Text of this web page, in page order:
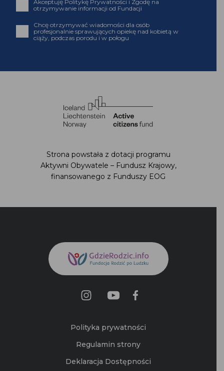
Akceptuję Politykę Prywatności i Zgodę na
otrzymywanie informacji od Fundacji
Chcę otrzymywać wiadomości dla osób
profesjonalnie sprawujących opiekę nad kobietą w
ciąży, podczas porodu i w połogu
Strona powstała z dotacji programu
Aktywni Obywatele – Fundusz Krajowy,
finansowanego z Funduszy EOG
Polityka prywatności
Regulamin strony
Deklaracja Dostępności